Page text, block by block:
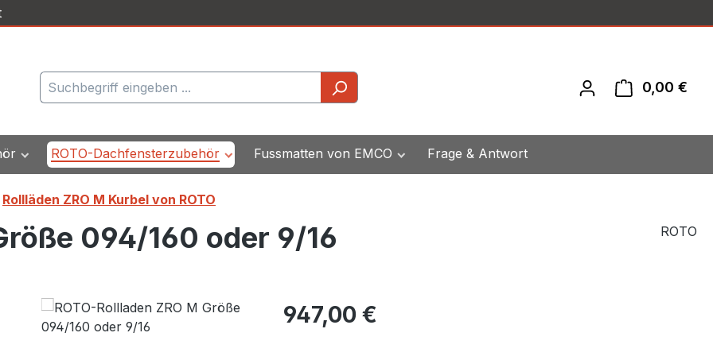
0,00 €
ROTO-Dachfensterzubehör Fussmatten von EMCO Frage & Antwort
Rollläden ZRO M Kurbel von ROTO
094/160 oder 9/16 ROTO
Regulärer Preis:
947,00 €